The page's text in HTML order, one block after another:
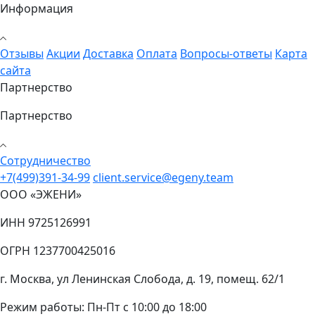
Информация
Отзывы Акции Доставка Оплата Вопросы-ответы Карта
сайта
Партнерство
Партнерство
Cотрудничество
+7(499)391-34-99client.service@egeny.team
ООО «ЭЖЕНИ»
ИНН 9725126991
ОГРН 1237700425016
г. Москва, ул Ленинская Слобода, д. 19, помещ. 62/1
Режим работы: Пн-Пт с 10:00 до 18:00